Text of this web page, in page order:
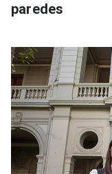
paredes